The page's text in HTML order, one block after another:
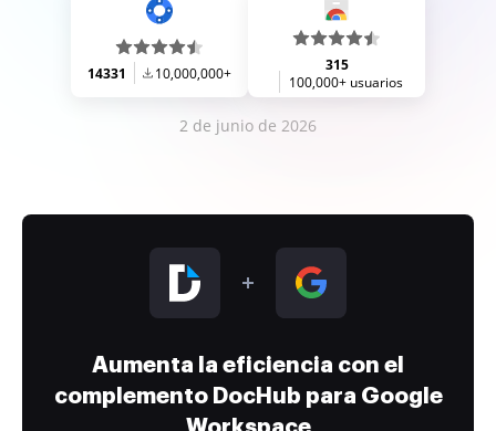
14331 10,000,000+
315
100,000+ usuarios
2 de junio de 2026
Aumenta la eficiencia con el
complemento DocHub para Google
Workspace